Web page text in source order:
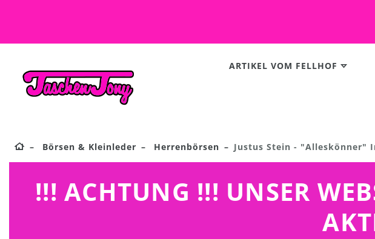
ARTIKEL VOM FELLHOF
Börsen & Kleinleder Herrenbörsen Justus Stein - "Alleskönner"
!!! ACHTUNG !!! UNSER